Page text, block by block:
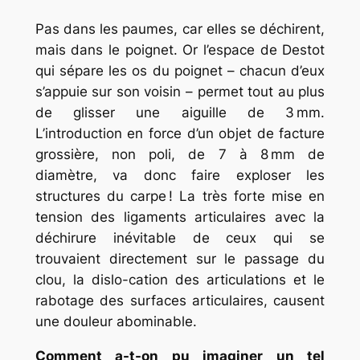
Pas dans les paumes, car elles se déchirent,
mais dans le poignet. Or l’espace de Destot
qui sépare les os du poignet – chacun d’eux
s’appuie sur son voisin – permet tout au plus
de glisser une aiguille de 3 mm.
L’introduction en force d’un objet de facture
grossière, non poli, de 7 à 8 mm de
diamètre, va donc faire exploser les
structures du carpe ! La très forte mise en
tension des ligaments articulaires avec la
déchirure inévitable de ceux qui se
trouvaient directement sur le passage du
clou, la dislo-cation des articulations et le
rabotage des surfaces articulaires, causent
une douleur abominable.
Comment a-t-on pu imaginer un tel